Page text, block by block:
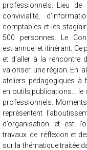
professionnels.
Lieu
convivialité,
comptables et les
500 personnes.
Le
est annuel et itinérant. Ce
et d’aller à la rencontre
valoriser une région. En
ateliers pédagogiques à
en outils,publications...
professionnels.
représentent
d’organisation et est
travaux de réflexion et
sur la thématique traitée